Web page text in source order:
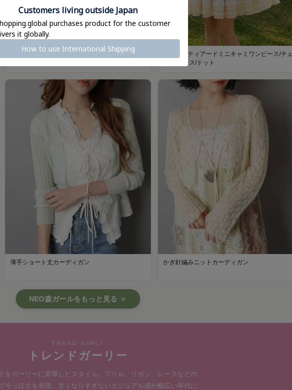
異素材ドッキングロングスカート/チェック/レー
つぎはぎティアードミニキャミワンピース/チェ
ック/レース/ドット
薄手ショート丈カーディガン かぎ針編みニットカーディガン
NEO森ガールをもっと見る ＞
TREND GIRLY
トレンドガーリー
をガーリーに昇華したスタイル。フリル、リボン、レースなどの
今っぽさを表現。甘くなりすぎないカジュアル感が幅広い年代に